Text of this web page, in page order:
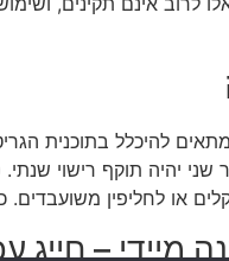
להיכלל בתוכנית
רכב אשר יוצר קודם ל שנת 1992.
או לחליפין
– חייג עכשיו: 072-